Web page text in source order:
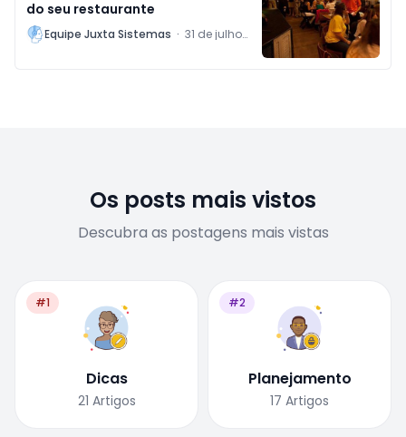
do seu restaurante
L Equipe Juxta Sistemas · 31 de julho
Os posts mais vistos
Descubra as postagens mais vistas
#1
Dicas
21 Artigos
#2
Planejamento
17 Artigos